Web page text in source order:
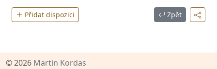
Přidat dispozici Zpět
© 2026 Martin Kordas